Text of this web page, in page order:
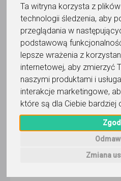
Ta witryna korzysta z
technologii śledzenia, aby
przeglądania w
podstawową
lepsze wrażenia z
internetowej, aby zmierzyć
naszymi produktami i
interakcje marketingowe,
które są dla Ciebie bardziej
Zmiana
Wyślij
Ostatnia aktywność:
23 dni temu
Pokaż
Korepetytor prowadzi
Wyślij
/5